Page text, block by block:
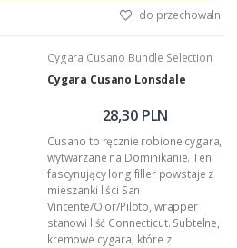
Opakowanie zbiorcze: foliowy
cygaro w foliowej koszulce.
do przechowalni
Cygara Cusano Bundle Selection
Cygara Cusano Lonsdale
28,30 PLN
Cusano to ręcznie robione cygara,
wytwarzane na Dominikanie. Ten
fascynujący long filler powstaje z
mieszanki liści San
Vincente/Olor/Piloto, wrapper
stanowi liść Connecticut. Subtelne,
kremowe cygara, które z